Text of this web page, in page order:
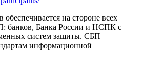
обеспечивается на стороне всех
банков, Банка России и НСПК с
систем защиты. СБП
информационной